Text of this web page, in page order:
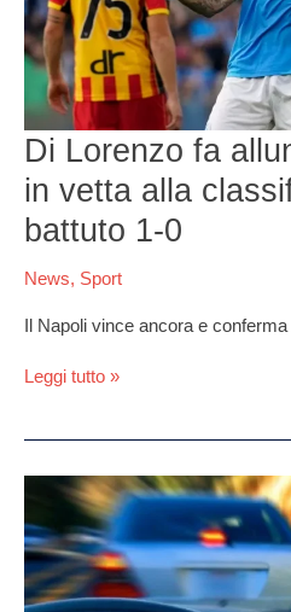
Di Lorenzo fa
in vetta alla
battuto 1-0
News, Sport
Il Napoli vince ancora e
in
vetta
alla
classifica,
Lecce
battuto
1-
0
Leggi tutto »
Santa
Capua
Vetere,
insegue